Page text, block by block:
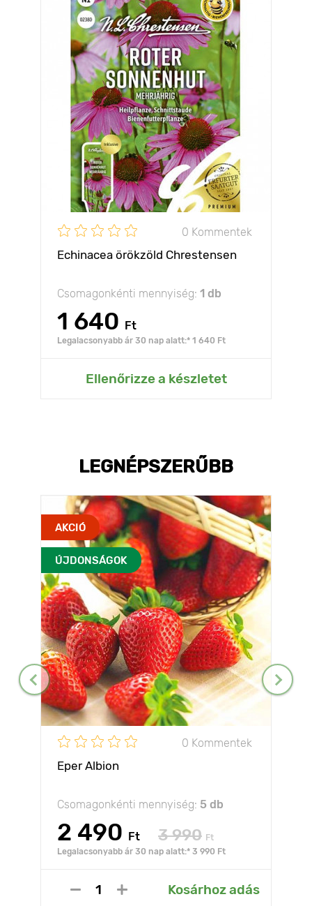
0 Kommentek
Echinacea örökzöld Chrestensen
Csomagonkénti mennyiség: 1 db
1 640 Ft
Legalacsonyabb ár 30 nap alatt:* 1 640 Ft
Ellenőrizze a készletet
LEGNÉPSZERŰBB
AKCIÓ
ÚJDONSÁGOK
0 Kommentek
Eper Albion
Csomagonkénti mennyiség: 5 db
2 490 Ft 3 990 Ft
Legalacsonyabb ár 30 nap alatt:* 3 990 Ft
Kosárhoz adás